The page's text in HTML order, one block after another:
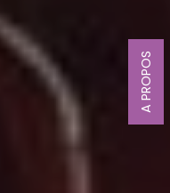
A PROPOS